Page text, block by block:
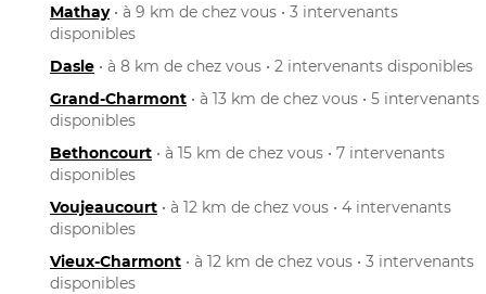
Mathay• à 9 km de chez vous • 3 intervenants
disponibles
Dasle • à 8 km de chez vous • 2 intervenants disponibles
Grand-Charmont • à 13 km de chez vous • 5 intervenants
disponibles
Bethoncourt • à 15 km de chez vous • 7 intervenants
disponibles
Voujeaucourt • à 12 km de chez vous • 4 intervenants
disponibles
Vieux-Charmont • à 12 km de chez vous • 3 intervenants
disponibles